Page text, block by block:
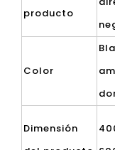
producto
Color
Dimensión